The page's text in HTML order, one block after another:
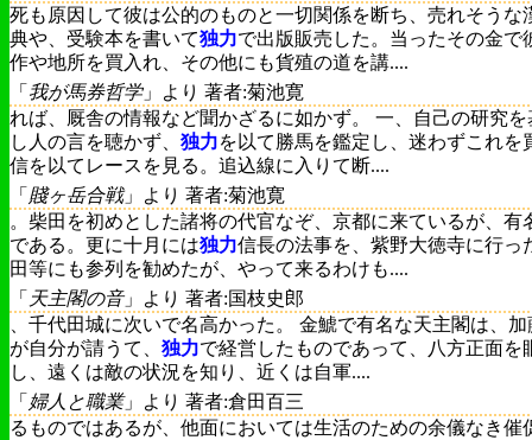
死も原因して彼は公的のものと一切関係を断ち、売れそうな
典や、受験本を書いて独力で出版販売した。当ったその金で
作や地所を買入れ、その他にも貨殖の道を講....
「 我が馬券哲学」より 著者:菊池寛
れば、厩舎の情報など聞かざるに如かず。 一、自己の研究を
し人の言を聴かず、 独力を以て勝馬を鑑定し、迷わずこれを
信を以てレースを見る。追込線に入りて断....
「 賤ヶ岳合戦」より 著者:菊池寛
。柴田を初めとした諸将の代官なぞ、京都に来ているが、有
である。更に十月には独力信長の法事を、紫野大徳寺に行っ
田等にも参列を勧めたが、やって来るわけも....
「 天主閣の音」より 著者:国枝史郎
、千代田城に次いで名高かった。 金鯱で有名な天主閣は、
が自分が請うて、 独力で経営したものであって、八方正面を
し、遠くは敵の状況を知り、近くは自軍....
「 婦人と職業」より 著者:倉田百三
るものではあるが、他面においては生活のための余儀なき催